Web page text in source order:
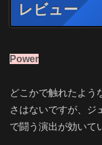
レビュー
Power
どこかで触れたよう
さはないですが、ジ
で闘う演出が効いて